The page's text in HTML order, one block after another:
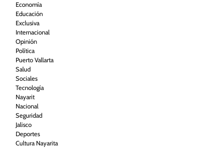
Economía
Educación
Exclusiva
Internacional
Opinión
Política
Puerto Vallarta
Salud
Sociales
Tecnología
Nayarit
Nacional
Seguridad
Jalisco
Deportes
Cultura Nayarita